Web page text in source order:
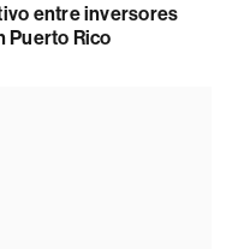
entre inversores
Puerto Rico